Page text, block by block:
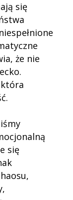
się
że nie
się